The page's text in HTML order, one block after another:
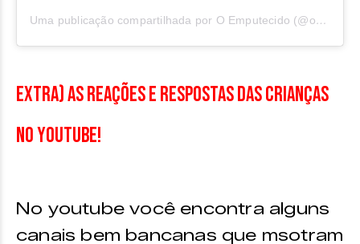
Uma publicação compartilhada por O Emputecido (@oemputecido)
EXTRA) As reações e respostas das crianças
no youtube!
No youtube você encontra alguns
canais bem bancanas que msotram